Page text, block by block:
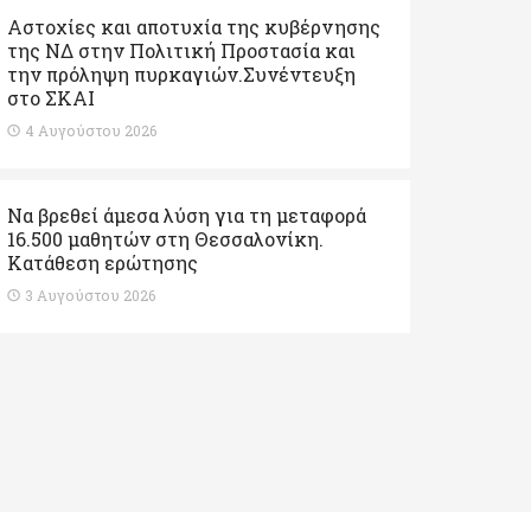
Αστοχίες και αποτυχία της κυβέρνησης
της ΝΔ στην Πολιτική Προστασία και
την πρόληψη πυρκαγιών.Συνέντευξη
στο ΣΚΑΙ
4 Αυγούστου 2026
Να βρεθεί άμεσα λύση για τη μεταφορά
16.500 μαθητών στη Θεσσαλονίκη.
Κατάθεση ερώτησης
3 Αυγούστου 2026